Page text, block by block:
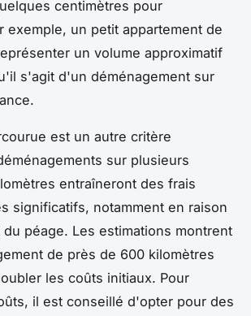
centimètres pour
exemple, un petit appartement de
un volume approximatif
s'agit d'un déménagement sur
est un autre critère
sur plusieurs
entraîneront des frais
significatifs, notamment en raison
péage. Les estimations montrent
de près de 600 kilomètres
les coûts initiaux. Pour
il est conseillé d'opter pour des